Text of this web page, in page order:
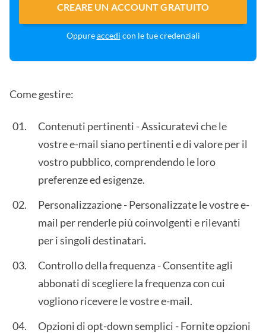
CREARE UN ACCOUNT GRATUITO
Oppureaccedi con le tue credenziali
Come gestire:
Contenuti pertinenti - Assicuratevi che le
vostre e-mail siano pertinenti e di valore per il
vostro pubblico, comprendendo le loro
preferenze ed esigenze.
Personalizzazione - Personalizzate le vostre e-
mail per renderle più coinvolgenti e rilevanti
per i singoli destinatari.
Controllo della frequenza - Consentite agli
abbonati di scegliere la frequenza con cui
vogliono ricevere le vostre e-mail.
Opzioni di opt-down semplici - Fornite opzioni